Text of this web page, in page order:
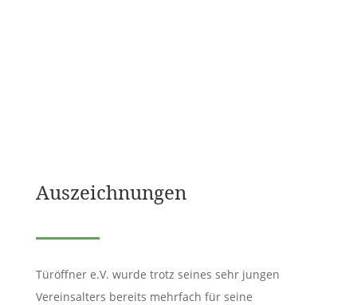
Auszeichnungen
Türöffner e.V. wurde trotz seines sehr jungen
Vereinsalters bereits mehrfach für seine